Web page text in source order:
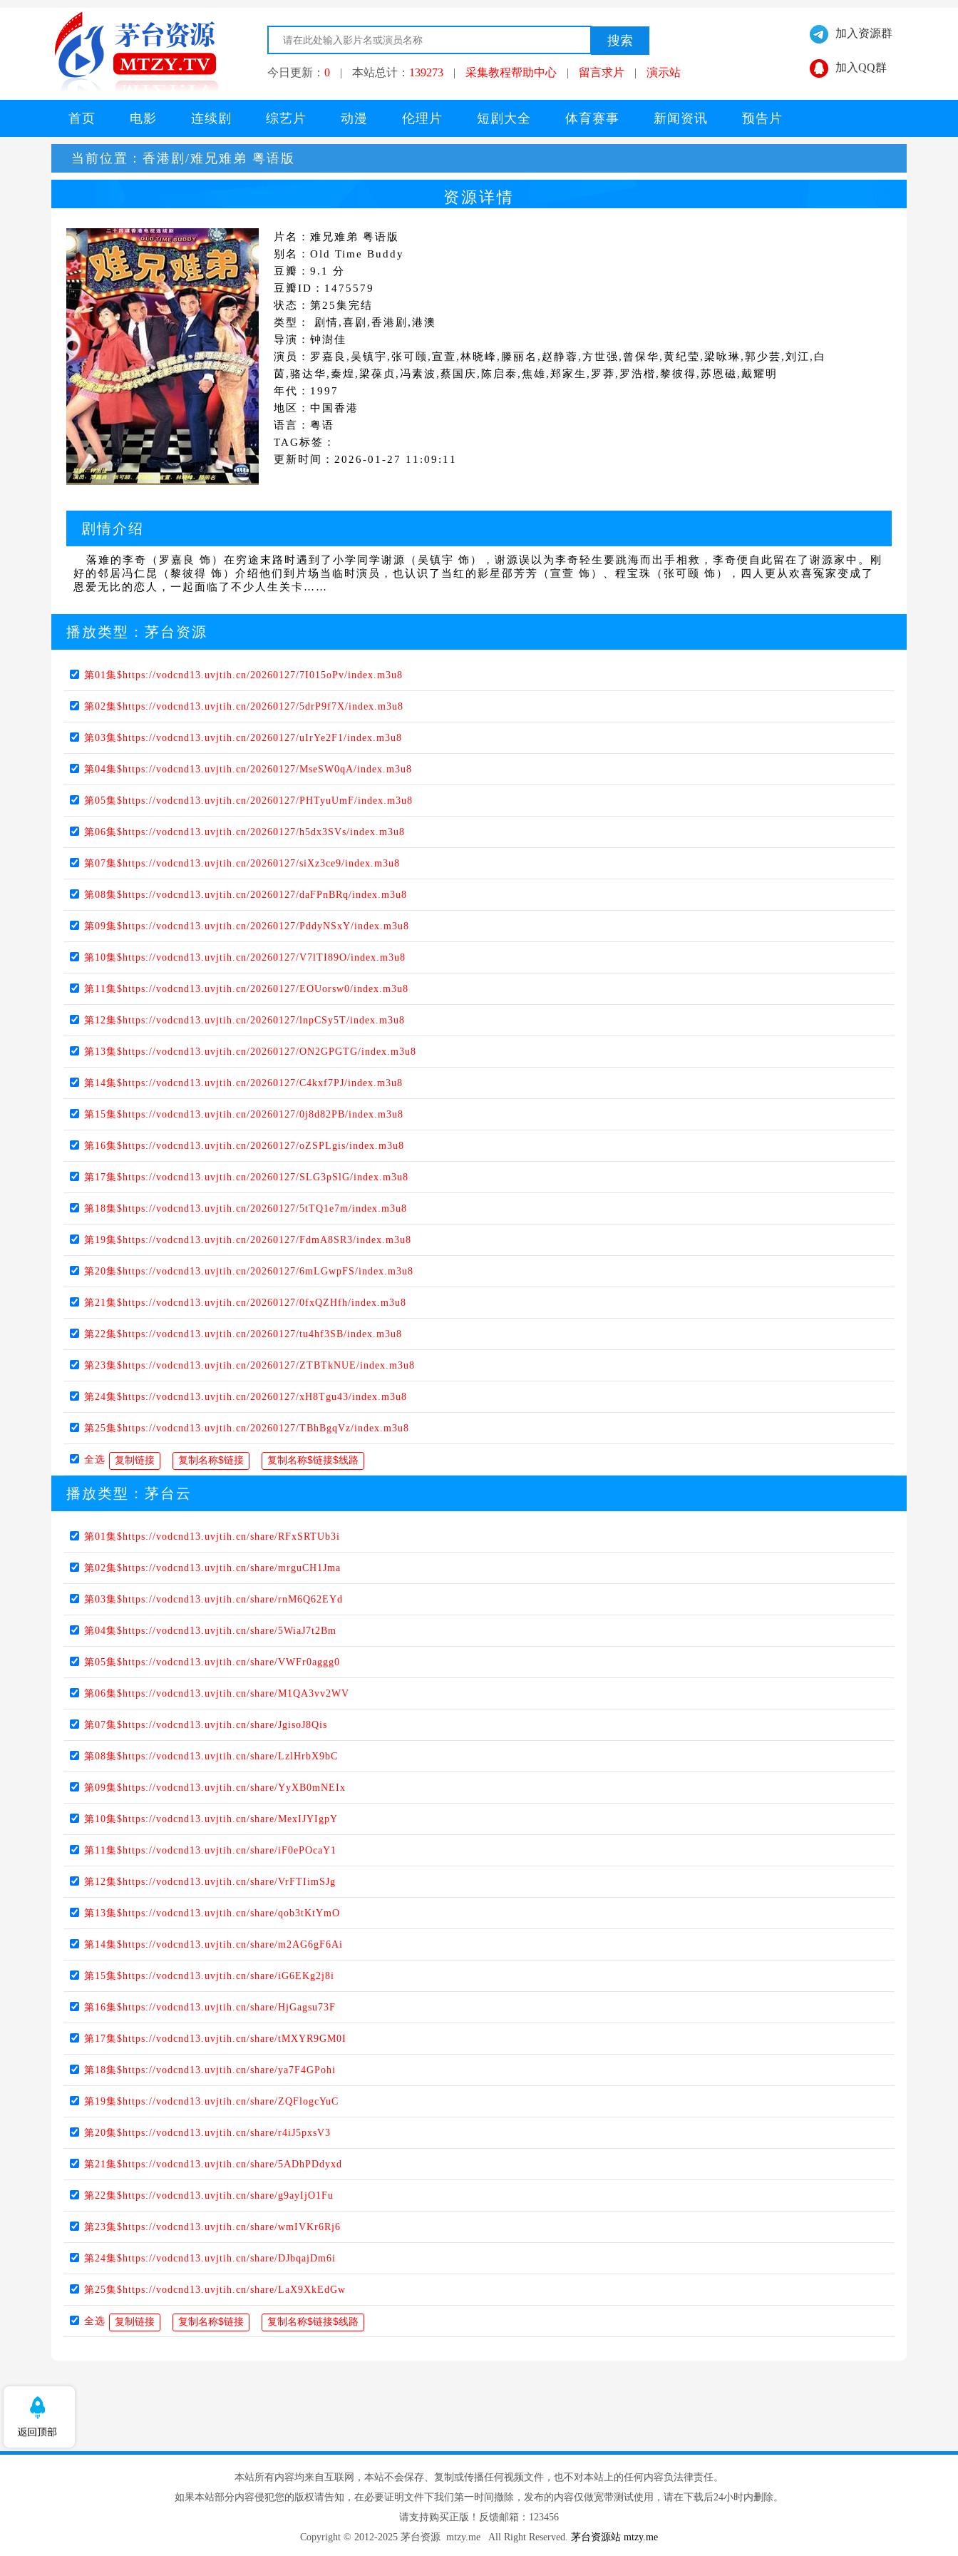
今日更新： 0 | 本站总计： 139273 | 采集教程帮助中心 | 留言求片 | 演示站
加入资源群
加入QQ群
首页 电影 连续剧 综艺片 动漫 伦理片 短剧大全 体育赛事 新闻资讯 预告片
当前位置： 香港剧/难兄难弟 粤语版
资源详情
片名：难兄难弟 粤语版
别名：Old Time Buddy
豆瓣：9.1 分
豆瓣ID：1475579
状态：第25集完结
类型： 剧情,喜剧,香港剧,港澳
导演：钟澍佳
演员：罗嘉良,吴镇宇,张可颐,宣萱,林晓峰,滕丽名,赵静蓉,方世强,曾保华,黄纪莹,梁咏琳,郭少芸,刘江,白
茵,骆达华,秦煌,梁葆贞,冯素波,蔡国庆,陈启泰,焦雄,郑家生,罗莽,罗浩楷,黎彼得,苏恩磁,戴耀明
年代：1997
地区：中国香港
语言：粤语
TAG标签：
更新时间：2026-01-27 11:09:11
剧情介绍
落难的李奇（罗嘉良 饰）在穷途末路时遇到了小学同学谢源（吴镇宇 饰），谢源误以为李奇轻生要跳海而出手相救，李奇便自此留在了谢源家中。刚
好的邻居冯仁昆（黎彼得 饰）介绍他们到片场当临时演员，也认识了当红的影星邵芳芳（宣萱 饰）、程宝珠（张可颐 饰），四人更从欢喜冤家变成了
恩爱无比的恋人，一起面临了不少人生关卡……
播放类型： 茅台资源
第01集$https://vodcnd13.uvjtih.cn/20260127/7I015oPv/index.m3u8
第02集$https://vodcnd13.uvjtih.cn/20260127/5drP9f7X/index.m3u8
第03集$https://vodcnd13.uvjtih.cn/20260127/uIrYe2F1/index.m3u8
第04集$https://vodcnd13.uvjtih.cn/20260127/MseSW0qA/index.m3u8
第05集$https://vodcnd13.uvjtih.cn/20260127/PHTyuUmF/index.m3u8
第06集$https://vodcnd13.uvjtih.cn/20260127/h5dx3SVs/index.m3u8
第07集$https://vodcnd13.uvjtih.cn/20260127/siXz3ce9/index.m3u8
第08集$https://vodcnd13.uvjtih.cn/20260127/daFPnBRq/index.m3u8
第09集$https://vodcnd13.uvjtih.cn/20260127/PddyNSxY/index.m3u8
第10集$https://vodcnd13.uvjtih.cn/20260127/V7lTI89O/index.m3u8
第11集$https://vodcnd13.uvjtih.cn/20260127/EOUorsw0/index.m3u8
第12集$https://vodcnd13.uvjtih.cn/20260127/lnpCSy5T/index.m3u8
第13集$https://vodcnd13.uvjtih.cn/20260127/ON2GPGTG/index.m3u8
第14集$https://vodcnd13.uvjtih.cn/20260127/C4kxf7PJ/index.m3u8
第15集$https://vodcnd13.uvjtih.cn/20260127/0j8d82PB/index.m3u8
第16集$https://vodcnd13.uvjtih.cn/20260127/oZSPLgis/index.m3u8
第17集$https://vodcnd13.uvjtih.cn/20260127/SLG3pSlG/index.m3u8
第18集$https://vodcnd13.uvjtih.cn/20260127/5tTQ1e7m/index.m3u8
第19集$https://vodcnd13.uvjtih.cn/20260127/FdmA8SR3/index.m3u8
第20集$https://vodcnd13.uvjtih.cn/20260127/6mLGwpFS/index.m3u8
第21集$https://vodcnd13.uvjtih.cn/20260127/0fxQZHfh/index.m3u8
第22集$https://vodcnd13.uvjtih.cn/20260127/tu4hf3SB/index.m3u8
第23集$https://vodcnd13.uvjtih.cn/20260127/ZTBTkNUE/index.m3u8
第24集$https://vodcnd13.uvjtih.cn/20260127/xH8Tgu43/index.m3u8
第25集$https://vodcnd13.uvjtih.cn/20260127/TBhBgqVz/index.m3u8
全选
播放类型： 茅台云
第01集$https://vodcnd13.uvjtih.cn/share/RFxSRTUb3i
第02集$https://vodcnd13.uvjtih.cn/share/mrguCH1Jma
第03集$https://vodcnd13.uvjtih.cn/share/rnM6Q62EYd
第04集$https://vodcnd13.uvjtih.cn/share/5WiaJ7t2Bm
第05集$https://vodcnd13.uvjtih.cn/share/VWFr0aggg0
第06集$https://vodcnd13.uvjtih.cn/share/M1QA3vv2WV
第07集$https://vodcnd13.uvjtih.cn/share/JgisoJ8Qis
第08集$https://vodcnd13.uvjtih.cn/share/LzlHrbX9bC
第09集$https://vodcnd13.uvjtih.cn/share/YyXB0mNEIx
第10集$https://vodcnd13.uvjtih.cn/share/MexIJYIgpY
第11集$https://vodcnd13.uvjtih.cn/share/iF0ePOcaY1
第12集$https://vodcnd13.uvjtih.cn/share/VrFTIimSJg
第13集$https://vodcnd13.uvjtih.cn/share/qob3tKtYmO
第14集$https://vodcnd13.uvjtih.cn/share/m2AG6gF6Ai
第15集$https://vodcnd13.uvjtih.cn/share/iG6EKg2j8i
第16集$https://vodcnd13.uvjtih.cn/share/HjGagsu73F
第17集$https://vodcnd13.uvjtih.cn/share/tMXYR9GM0I
第18集$https://vodcnd13.uvjtih.cn/share/ya7F4GPohi
第19集$https://vodcnd13.uvjtih.cn/share/ZQFlogcYuC
第20集$https://vodcnd13.uvjtih.cn/share/r4iJ5pxsV3
第21集$https://vodcnd13.uvjtih.cn/share/5ADhPDdyxd
第22集$https://vodcnd13.uvjtih.cn/share/g9ayIjO1Fu
第23集$https://vodcnd13.uvjtih.cn/share/wmIVKr6Rj6
第24集$https://vodcnd13.uvjtih.cn/share/DJbqajDm6i
第25集$https://vodcnd13.uvjtih.cn/share/LaX9XkEdGw
全选
本站所有内容均来自互联网，本站不会保存、复制或传播任何视频文件，也不对本站上的任何内容负法律责任。
如果本站部分内容侵犯您的版权请告知，在必要证明文件下我们第一时间撤除，发布的内容仅做宽带测试使用，请在下载后24小时内删除。
请支持购买正版！反馈邮箱：123456
Copyright © 2012-2025 茅台资源 mtzy.me All Right Reserved. 茅台资源站 mtzy.me